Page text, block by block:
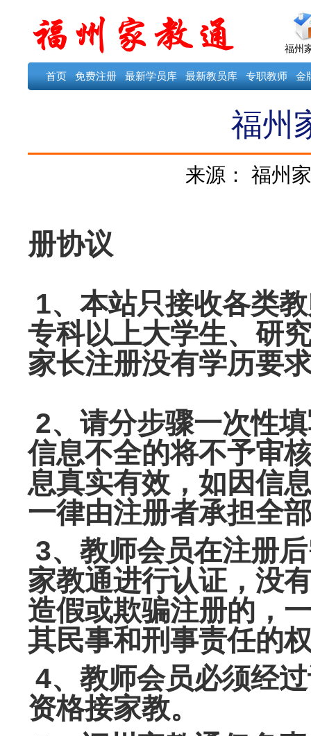
福州
首页 免费注册 最新学员库 最新教员库 专职教师 金
福州
来源： 福州
册协议
1、本站只接收各类
专科以上大学生、研
家长注册没有学历要
2、请分步骤一次性
信息不全的将不予审
息真实有效，如 因信
一律由注册者承担全
3、教师会员在注册
家教通进行认证，没
造假或欺骗注册的，
其民事和刑事责任的
4、教师会员必须经
资格接家教。